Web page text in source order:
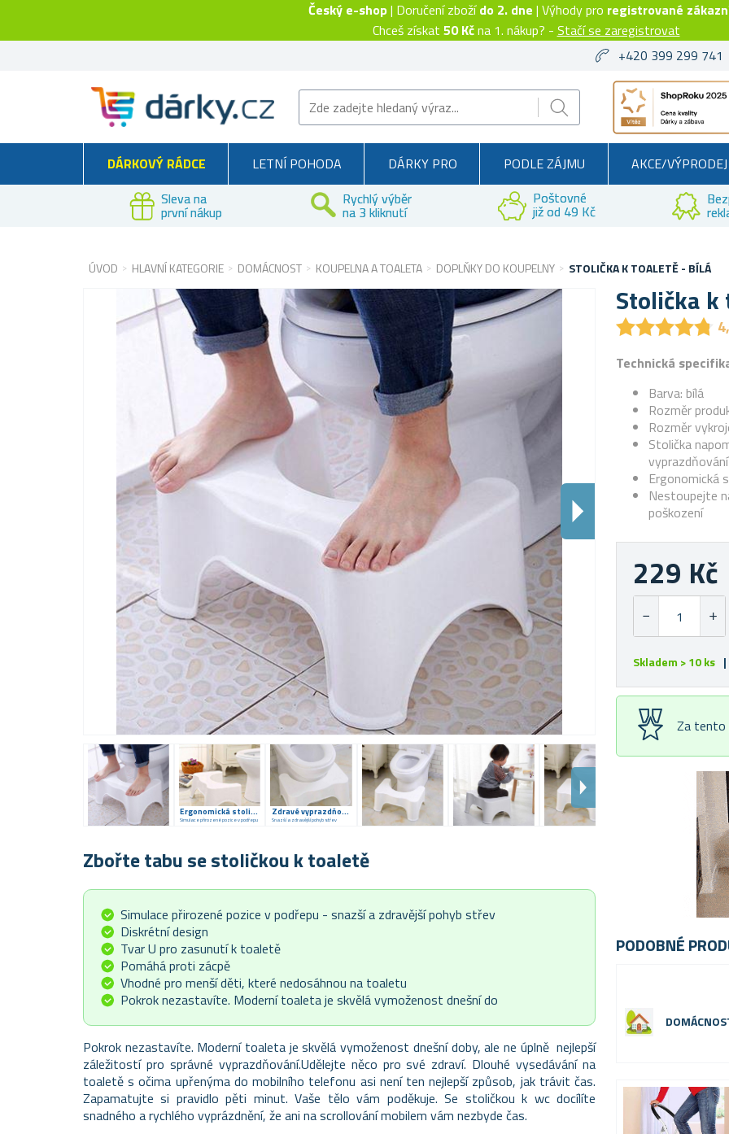
Český e-shop| Doručení zbožído 2. dne | Výhody pro registrované
Chceš získat 50 Kčna 1. nákup? - Stačí se zaregistrovat
+420 399 299 741
DÁRKOVÝ RÁDCE LETNÍ POHODA DÁRKY PRO PODLE ZÁJMU AKCE/VÝPRODEJ
Sleva na
první nákup
Rychlý výběr
na 3 kliknutí
Poštovné
již od 49 Kč
ÚVOD HLAVNÍ KATEGORIE DOMÁCNOST KOUPELNA A TOALETA DOPLŇKY DO KOUPELNY STOLIČKA K TOALETĚ - BÍLÁ
Stolička
★★★★★
★★★★★
Ergonomická stolička
Simulace přirozené pozice v podřepu
Zdravé vyprazdňování
Snazší a zdravější pohyb střev
Technická
Barva: bílá
Rozměr
Rozměr
Stolička
vyprazdňování
Ergonomická
Nestoupejte
poškození
229 Kč
Skladem > 10 ks
Za tento
Zbořte tabu se stoličkou k toaletě
Simulace přirozené pozice v podřepu - snazší a zdravější pohyb střev
Diskrétní design
Tvar U pro zasunutí k toaletě
Pomáhá proti zácpě
Vhodné pro menší děti, které nedosáhnou na toaletu
Pokrok nezastavíte. Moderní toaleta je skvělá vymoženost dnešní do
Pokrok nezastavíte. Moderní toaleta je skvělá vymoženost dnešní doby, ale ne úplně nejlepší
záležitostí pro správné vyprazdňování.Udělejte něco pro své zdraví. Dlouhé vysedávání na
toaletě s očima upřenýma do mobilního telefonu asi není ten nejlepší způsob, jak trávit čas.
Zapamatujte si pravidlo pěti minut. Vaše tělo vám poděkuje. Se stoličkou k wc docílíte
snadného a rychlého vyprázdnění, že ani na scrollování mobilem vám nezbyde čas.
PODOBNÉ